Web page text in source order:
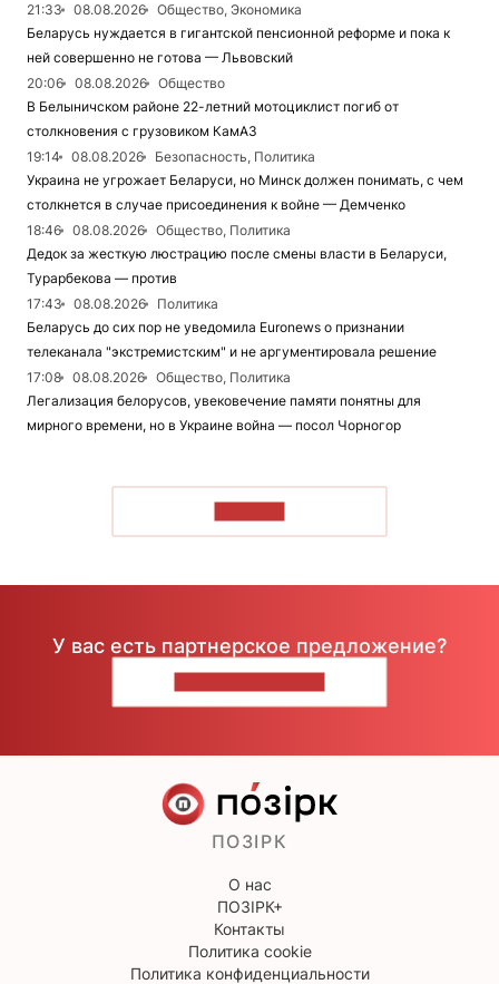
21:33
08.08.2026
Общество, Экономика
Беларусь нуждается в гигантской пенсионной реформе и пока к
ней совершенно не готова — Львовский
20:06
08.08.2026
Общество
В Белыничском районе 22-летний мотоциклист погиб от
столкновения с грузовиком КамАЗ
19:14
08.08.2026
Безопасность, Политика
Украина не угрожает Беларуси, но Минск должен понимать, с чем
столкнется в случае присоединения к войне — Демченко
18:46
08.08.2026
Общество, Политика
Дедок за жесткую люстрацию после смены власти в Беларуси,
Турарбекова — против
17:43
08.08.2026
Политика
Беларусь до сих пор не уведомила Euronews о признании
телеканала "экстремистским" и не аргументировала решение
17:08
08.08.2026
Общество, Политика
Легализация белорусов, увековечение памяти понятны для
мирного времени, но в Украине война — посол Чорногор
У вас есть партнерское предложение?
ПОЗІРК
О нас
ПОЗІРК+
Контакты
Политика cookie
Политика конфиденциальности